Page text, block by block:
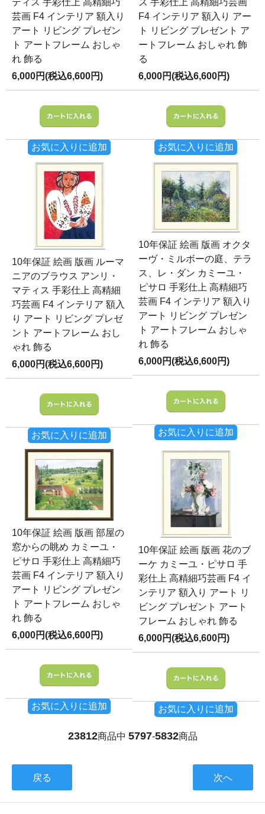
芸画 F4 インテリア 額入り
アート リビング プレゼン
ト アートフレーム おしゃ
れ 飾る
6,000円(税込6,600円)
お気に入りに追加
F4 インテリア 額入り アー
ト リビング プレゼント ア
ートフレーム おしゃれ 飾
る
6,000円(税込6,600円)
お気に入りに追加
10年保証 絵画 版画 ルーマ
ニアのブラウス アンリ・
マティス 手彩仕上 高精細
巧芸画 F4 インテリア 額入
り アート リビング プレゼ
ント アートフレーム おし
ゃれ 飾る
6,000円(税込6,600円)
お気に入りに追加
10年保証 絵画 版画 オクタ
ーヴ・ミルボーの庭、テラ
ス、レ・ダン カミーユ・
ピサロ 手彩仕上 高精細巧
芸画 F4 インテリア 額入り
アート リビング プレゼン
ト アートフレーム おしゃ
れ 飾る
6,000円(税込6,600円)
お気に入りに追加
10年保証 絵画 版画 部屋の
窓からの眺め カミーユ・
ピサロ 手彩仕上 高精細巧
芸画 F4 インテリア 額入り
アート リビング プレゼン
ト アートフレーム おしゃ
れ 飾る
6,000円(税込6,600円)
お気に入りに追加
10年保証 絵画 版画 花のブ
ーケ カミーユ・ピサロ 手
彩仕上 高精細巧芸画 F4 イ
ンテリア 額入り アート リ
ビング プレゼント アート
フレーム おしゃれ 飾る
6,000円(税込6,600円)
お気に入りに追加
23812商品中 5797-5832商品
戻る 次へ